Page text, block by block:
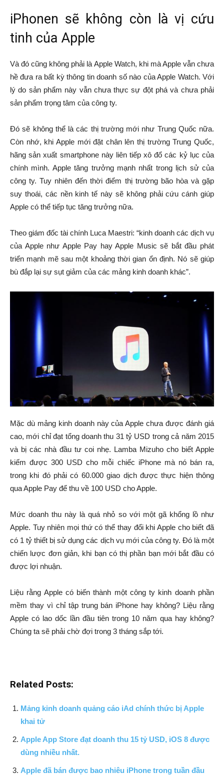
iPhonen sẽ không còn là vị cứu
tinh của Apple
Và đó cũng không phải là Apple Watch, khi mà Apple vẫn chưa
hề đưa ra bất kỳ thông tin doanh số nào của Apple Watch. Với
lý do sản phẩm này vẫn chưa thực sự đột phá và chưa phải
sản phẩm trọng tâm của công ty.
Đó sẽ không thể là các thị trường mới như Trung Quốc nữa.
Còn nhớ, khi Apple mới đặt chân lên thị trường Trung Quốc,
hãng sản xuất smartphone này liên tiếp xô đổ các kỷ lục của
chính mình. Apple tăng trưởng mạnh nhất trong lịch sử của
công ty. Tuy nhiên đến thời điểm thị trường bão hòa và gặp
suy thoái, các nền kinh tế này sẽ không phải cứu cánh giúp
Apple có thể tiếp tục tăng trưởng nữa.
Theo giám đốc tài chính Luca Maestri: “kinh doanh các dịch vụ
của Apple như Apple Pay hay Apple Music sẽ bắt đầu phát
triển mạnh mẽ sau một khoảng thời gian ổn định. Nó sẽ giúp
bù đắp lại sự sụt giảm của các mảng kinh doanh khác”.
Mặc dù mảng kinh doanh này của Apple chưa được đánh giá
cao, mới chỉ đạt tổng doanh thu 31 tỷ USD trong cả năm 2015
và bị các nhà đầu tư coi nhẹ. Lamba Mizuho cho biết Apple
kiếm được 300 USD cho mỗi chiếc iPhone mà nó bán ra,
trong khi đó phải có 60.000 giao dịch được thực hiện thông
qua Apple Pay để thu về 100 USD cho Apple.
Mức doanh thu này là quá nhỏ so với một gã khổng lồ như
Apple. Tuy nhiên mọi thứ có thể thay đổi khi Apple cho biết đã
có 1 tỷ thiết bị sử dụng các dịch vụ mới của công ty. Đó là một
chiến lược đơn giản, khi bạn có thị phần bạn mới bắt đầu có
được lợi nhuận.
Liệu rằng Apple có biến thành một công ty kinh doanh phần
mềm thay vì chỉ tập trung bán iPhone hay không? Liệu rằng
Apple có lao dốc lần đầu tiên trong 10 năm qua hay không?
Chúng ta sẽ phải chờ đợi trong 3 tháng sắp tới.
Related Posts:
Mảng kinh doanh quảng cáo iAd chính thức bị Apple
khai tử
Apple App Store đạt doanh thu 15 tỷ USD, iOS 8 được
dùng nhiều nhất.
Apple đã bán được bao nhiêu iPhone trong tuần đầu